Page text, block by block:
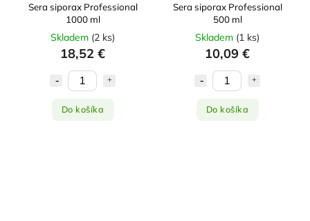
Sera siporax Professional
1000 ml
Skladem (2 ks)
18,52 €
Do košíka
Sera siporax Professional
500 ml
Skladem (1 ks)
10,09 €
Do košíka